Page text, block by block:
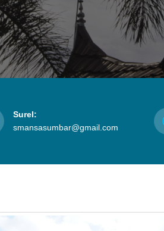
Surel:
smansasumbar@gmail.com